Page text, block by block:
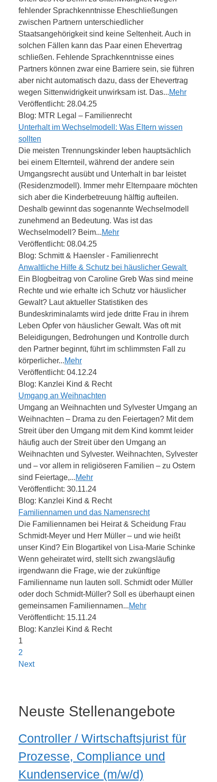
fehlender Sprachkenntnisse Eheschließungen
zwischen Partnern unterschiedlicher
Staatsangehörigkeit sind keine Seltenheit. Auch in
solchen Fällen kann das Paar einen Ehevertrag
schließen. Fehlende Sprachkenntnisse eines
Partners können zwar eine Barriere sein, sie führen
aber nicht automatisch dazu, dass der Ehevertrag
wegen Sittenwidrigkeit unwirksam ist. Das...Mehr
Veröffentlicht: 28.04.25
Blog: MTR Legal – Familienrecht
Unterhalt im Wechselmodell: Was Eltern wissen
sollten
Die meisten Trennungskinder leben hauptsächlich
bei einem Elternteil, während der andere sein
Umgangsrecht ausübt und Unterhalt in bar leistet
(Residenzmodell). Immer mehr Elternpaare möchten
sich aber die Kinderbetreuung hälftig aufteilen.
Deshalb gewinnt das sogenannte Wechselmodell
zunehmend an Bedeutung. Was ist das
Wechselmodell? Beim...Mehr
Veröffentlicht: 08.04.25
Blog: Schmitt & Haensler - Familienrecht
Anwaltliche Hilfe & Schutz bei häuslicher Gewalt
Ein Blogbeitrag von Caroline Greb Was sind meine
Rechte und wie erhalte ich Schutz vor häuslicher
Gewalt? Laut aktueller Statistiken des
Bundeskriminalamts wird jede dritte Frau in ihrem
Leben Opfer von häuslicher Gewalt. Was oft mit
Beleidigungen, Bedrohungen und Kontrolle durch
den Partner beginnt, führt im schlimmsten Fall zu
körperlicher...Mehr
Veröffentlicht: 04.12.24
Blog: Kanzlei Kind & Recht
Umgang an Weihnachten
Umgang an Weihnachten und Sylvester Umgang an
Weihnachten – Drama zu den Feiertagen? Mit dem
Streit über den Umgang mit dem Kind kommt leider
häufig auch der Streit über den Umgang an
Weihnachten und Sylvester. Weihnachten, Sylvester
und – vor allem in religiöseren Familien – zu Ostern
sind Feiertage,...Mehr
Veröffentlicht: 30.11.24
Blog: Kanzlei Kind & Recht
Familiennamen und das Namensrecht
Die Familiennamen bei Heirat & Scheidung Frau
Schmidt-Meyer und Herr Müller – und wie heißt
unser Kind? Ein Blogartikel von Lisa-Marie Schinke
Wenn geheiratet wird, stellt sich zwangsläufig
irgendwann die Frage, wie der zukünftige
Familienname nun lauten soll. Schmidt oder Müller
oder doch Schmidt-Müller? Soll es überhaupt einen
gemeinsamen Familiennamen...Mehr
Veröffentlicht: 15.11.24
Blog: Kanzlei Kind & Recht
1
2
Next
Neuste Stellenangebote
Controller / Wirtschaftsjurist für
Prozesse, Compliance und
Kundenservice (m/w/d)